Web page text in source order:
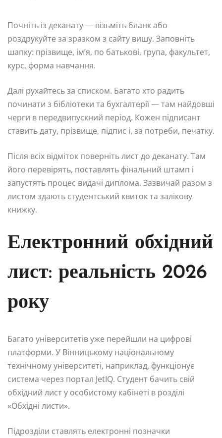
Почніть із деканату — візьміть бланк або
роздрукуйте за зразком з сайту вишу. Заповніть
шапку: прізвище, ім’я, по батькові, група, факультет,
курс, форма навчання.
Далі рухайтесь за списком. Багато хто радить
починати з бібліотеки та бухгалтерії — там найдовші
черги в передвипускний період. Кожен підписант
ставить дату, прізвище, підпис і, за потреби, печатку.
Після всіх відміток поверніть лист до деканату. Там
його перевірять, поставлять фінальний штамп і
запустять процес видачі диплома. Зазвичай разом з
листом здають студентський квиток та залікову
книжку.
Електронний обхідний
лист: реальність 2026
року
Багато університетів уже перейшли на цифрові
платформи. У Вінницькому національному
технічному університеті, наприклад, функціонує
система через портал JetIQ. Студент бачить свій
обхідний лист у особистому кабінеті в розділі
«Обхідні листи».
Підрозділи ставлять електронні позначки